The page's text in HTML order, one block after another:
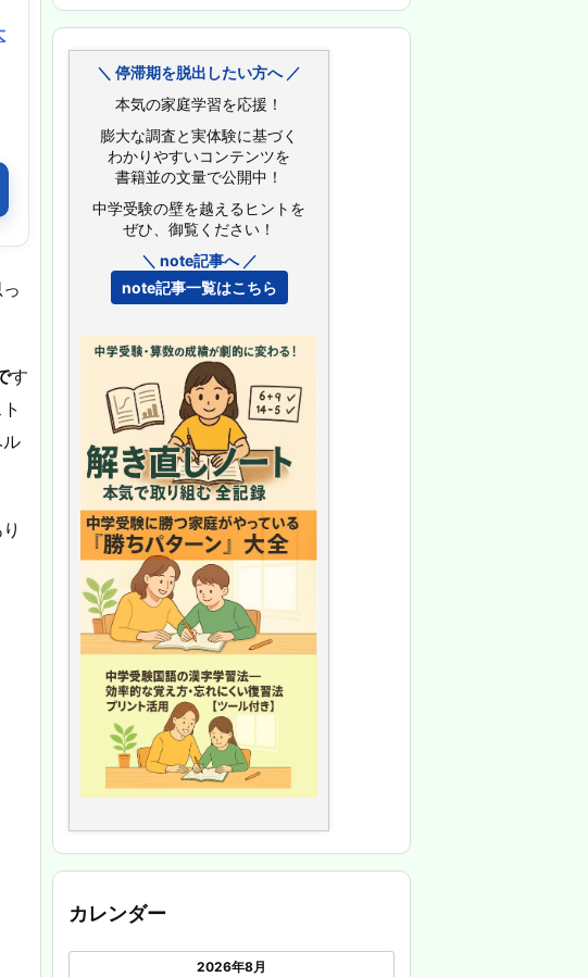
す
＼ 停滞期を脱出したい方へ ／
本気の家庭学習を応援！
膨大な調査と実体験に基づく
わかりやすいコンテンツを
書籍並の文量で公開中！
中学受験の壁を越えるヒントを
ぜひ、御覧ください！
＼ note記事へ ／
note記事一覧はこちら
カレンダー
2026年8月